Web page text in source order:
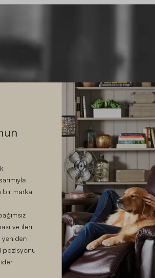
bir marka
ve ileri
yeniden
pozisyonu